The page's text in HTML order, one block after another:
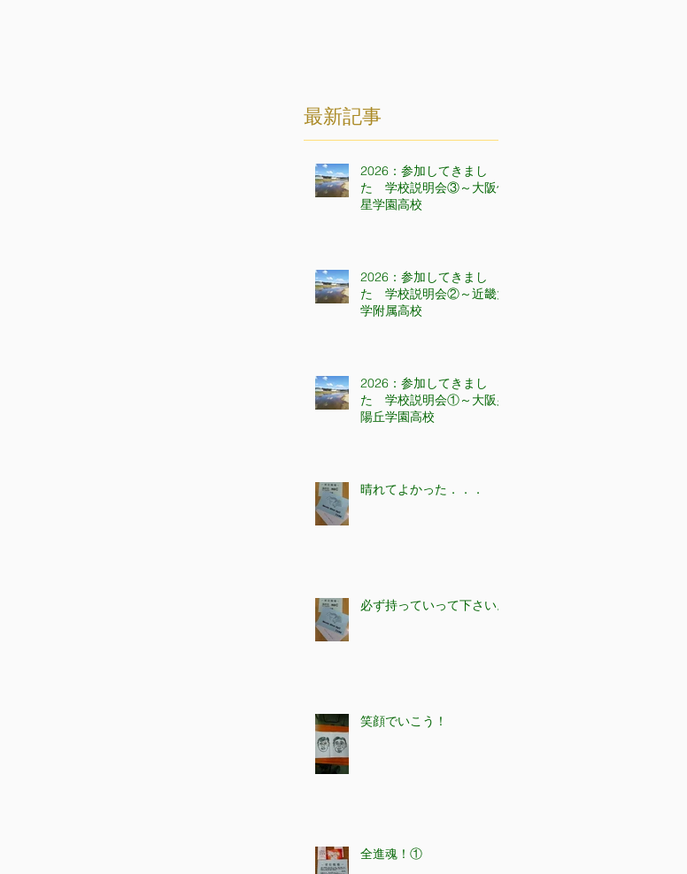
最新記事
2026：参加してきまし
た 学校説明会③～大阪偕
星学園高校
2026：参加してきまし
た 学校説明会②～近畿大
学附属高校
2026：参加してきまし
た 学校説明会①～大阪夕
陽丘学園高校
晴れてよかった．．．
必ず持っていって下さい。
笑顔でいこう！
全進魂！①